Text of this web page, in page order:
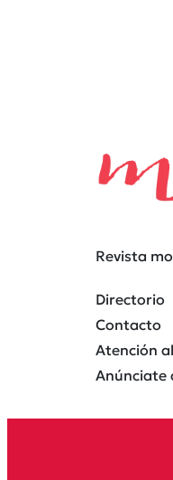
Revista
Directorio
Contacto
Atención
Anúnciate